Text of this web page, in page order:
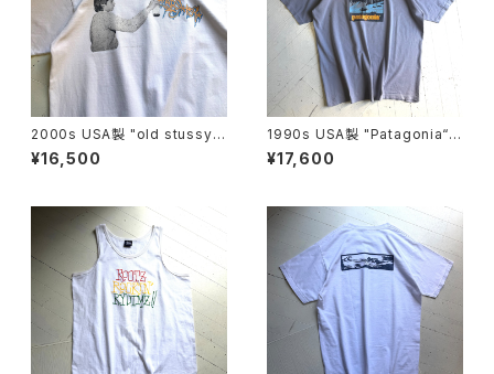
2000s USA製 "old stussy"
S/S T-shirt
¥16,500
1990s USA製 "Patagonia“ b
eneficial S/S T-shirt
¥17,600